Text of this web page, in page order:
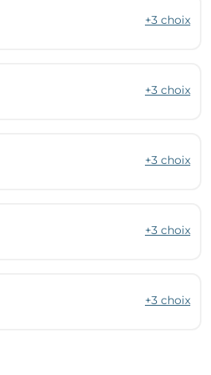
+3 choix
+3 choix
+3 choix
+3 choix
+3 choix